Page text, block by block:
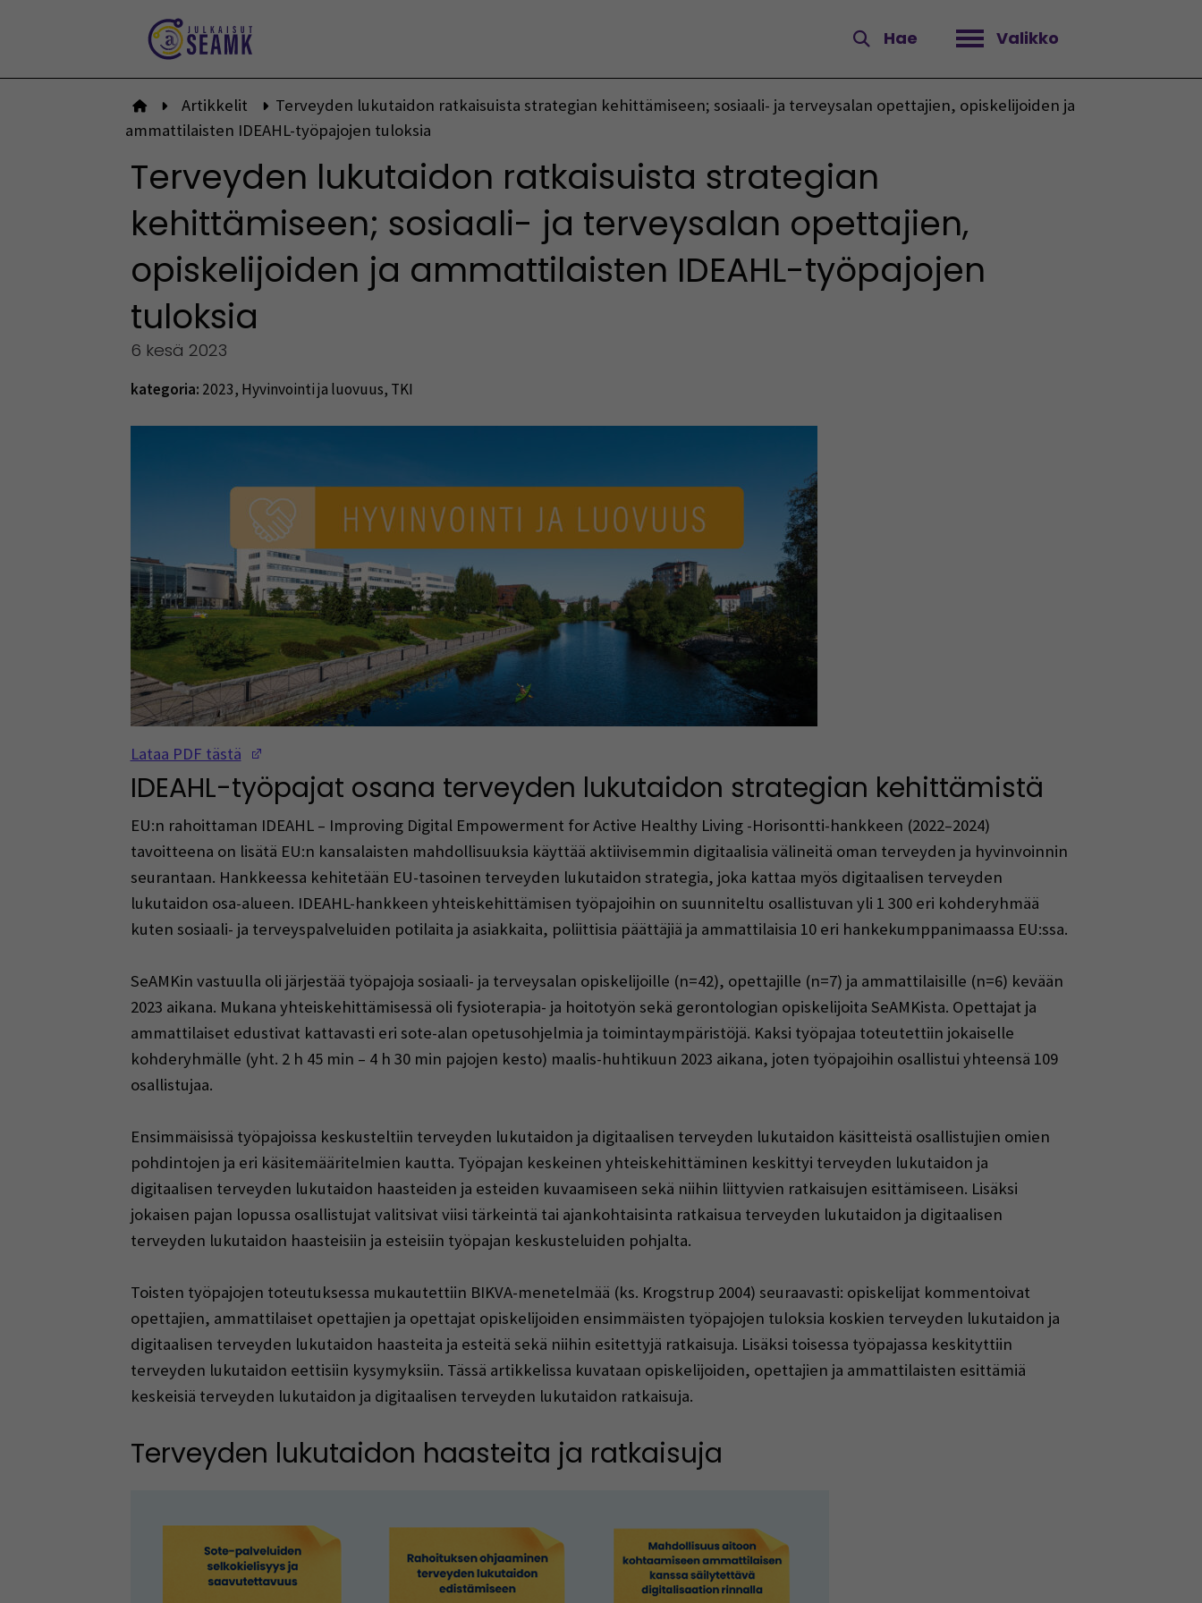
Hae Valikko
Avaa valikko
Etusivulle
Artikkelit
Terveyden lukutaidon ratkaisuista strategian kehittämiseen; sosiaali- ja terveysalan opettajien, opiskelijoiden ja
ammattilaisten IDEAHL-työpajojen tuloksia
Terveyden lukutaidon ratkaisuista strategian
kehittämiseen; sosiaali- ja terveysalan opettajien,
opiskelijoiden ja ammattilaisten IDEAHL-työpajojen
tuloksia
6 kesä 2023
kategoria: 2023, Hyvinvointi ja luovuus, TKI
Lataa PDF tästä
IDEAHL-työpajat osana terveyden lukutaidon strategian kehittämistä
EU:n rahoittaman IDEAHL – Improving Digital Empowerment for Active Healthy Living -Horisontti-hankkeen (2022–2024)
tavoitteena on lisätä EU:n kansalaisten mahdollisuuksia käyttää aktiivisemmin digitaalisia välineitä oman terveyden ja hyvinvoinnin
seurantaan. Hankkeessa kehitetään EU-tasoinen terveyden lukutaidon strategia, joka kattaa myös digitaalisen terveyden
lukutaidon osa-alueen. IDEAHL-hankkeen yhteiskehittämisen työpajoihin on suunniteltu osallistuvan yli 1 300 eri kohderyhmää
kuten sosiaali- ja terveyspalveluiden potilaita ja asiakkaita, poliittisia päättäjiä ja ammattilaisia 10 eri hankekumppanimaassa EU:ssa.
SeAMKin vastuulla oli järjestää työpajoja sosiaali- ja terveysalan opiskelijoille (n=42), opettajille (n=7) ja ammattilaisille (n=6) kevään
2023 aikana. Mukana yhteiskehittämisessä oli fysioterapia- ja hoitotyön sekä gerontologian opiskelijoita SeAMKista. Opettajat ja
ammattilaiset edustivat kattavasti eri sote-alan opetusohjelmia ja toimintaympäristöjä. Kaksi työpajaa toteutettiin jokaiselle
kohderyhmälle (yht. 2 h 45 min – 4 h 30 min pajojen kesto) maalis-huhtikuun 2023 aikana, joten työpajoihin osallistui yhteensä 109
osallistujaa.
Ensimmäisissä työpajoissa keskusteltiin terveyden lukutaidon ja digitaalisen terveyden lukutaidon käsitteistä osallistujien omien
pohdintojen ja eri käsitemääritelmien kautta. Työpajan keskeinen yhteiskehittäminen keskittyi terveyden lukutaidon ja
digitaalisen terveyden lukutaidon haasteiden ja esteiden kuvaamiseen sekä niihin liittyvien ratkaisujen esittämiseen. Lisäksi
jokaisen pajan lopussa osallistujat valitsivat viisi tärkeintä tai ajankohtaisinta ratkaisua terveyden lukutaidon ja digitaalisen
terveyden lukutaidon haasteisiin ja esteisiin työpajan keskusteluiden pohjalta.
Toisten työpajojen toteutuksessa mukautettiin BIKVA-menetelmää (ks. Krogstrup 2004) seuraavasti: opiskelijat kommentoivat
opettajien, ammattilaiset opettajien ja opettajat opiskelijoiden ensimmäisten työpajojen tuloksia koskien terveyden lukutaidon ja
digitaalisen terveyden lukutaidon haasteita ja esteitä sekä niihin esitettyjä ratkaisuja. Lisäksi toisessa työpajassa keskityttiin
terveyden lukutaidon eettisiin kysymyksiin. Tässä artikkelissa kuvataan opiskelijoiden, opettajien ja ammattilaisten esittämiä
keskeisiä terveyden lukutaidon ja digitaalisen terveyden lukutaidon ratkaisuja.
Terveyden lukutaidon haasteita ja ratkaisuja